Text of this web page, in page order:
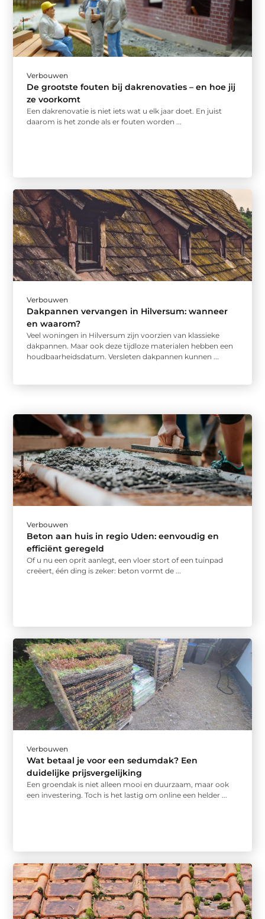
Verbouwen
De grootste fouten bij dakrenovaties – en hoe jij
ze voorkomt
Een dakrenovatie is niet iets wat u elk jaar doet. En juist
daarom is het zonde als er fouten worden ...
Verbouwen
Dakpannen vervangen in Hilversum: wanneer
en waarom?
Veel woningen in Hilversum zijn voorzien van klassieke
dakpannen. Maar ook deze tijdloze materialen hebben een
houdbaarheidsdatum. Versleten dakpannen kunnen ...
Verbouwen
Beton aan huis in regio Uden: eenvoudig en
efficiënt geregeld
Of u nu een oprit aanlegt, een vloer stort of een tuinpad
creëert, één ding is zeker: beton vormt de ...
Verbouwen
Wat betaal je voor een sedumdak? Een
duidelijke prijsvergelijking
Een groendak is niet alleen mooi en duurzaam, maar ook
een investering. Toch is het lastig om online een helder ...